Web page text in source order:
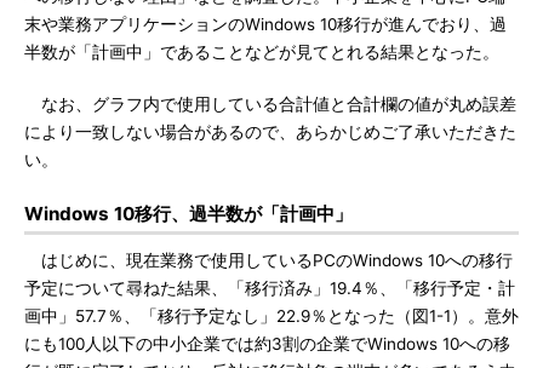
末や業務アプリケーションのWindows 10移行が進んでおり、過
半数が「計画中」であることなどが見てとれる結果となった。
なお、グラフ内で使用している合計値と合計欄の値が丸め誤差
により一致しない場合があるので、あらかじめご了承いただきた
い。
Windows 10移行、過半数が「計画中」
はじめに、現在業務で使用しているPCのWindows 10への移行
予定について尋ねた結果、「移行済み」19.4％、「移行予定・計
画中」57.7％、「移行予定なし」22.9％となった（図1-1）。意外
にも100人以下の中小企業では約3割の企業でWindows 10への移